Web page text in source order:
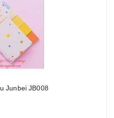
Junbei JB008